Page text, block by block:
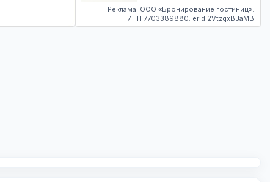
Реклама. ООО «Бронирование гостиниц».
ИНН 7703389880. erid 2VtzqxBJaMB